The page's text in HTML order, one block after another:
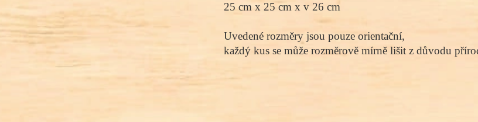
25 cm x 25 cm x v 26 cm
Uvedené rozměry jsou pouze orientační,
každý kus se může rozměrově mírně lišit z důvodu